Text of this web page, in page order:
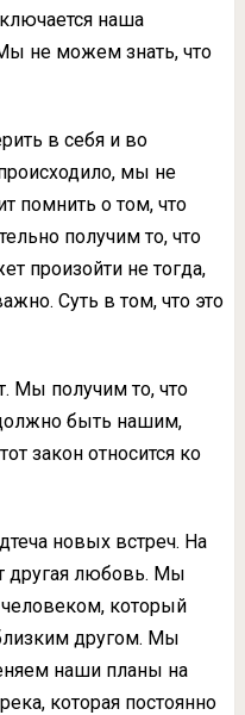
наша
не можем знать, что
в себя и во
мы не
помнить о том, что
получим то, что
произойти не тогда,
Суть в том, что это
Мы получим то, что
должно быть нашим,
закон относится ко
новых встреч. На
другая любовь. Мы
который
другом. Мы
наши планы на
которая постоянно